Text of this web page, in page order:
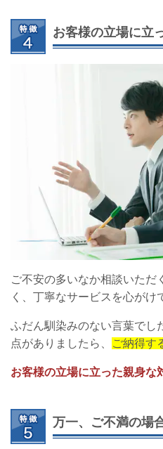
お客様の立場に立
ご不安の多いなか相談いただ
く、丁寧なサービスを心がけ
ふだん馴染みのない言葉でし
点がありましたら、
ご納得す
お客様の立場に立った親身な
万一、ご不満の場